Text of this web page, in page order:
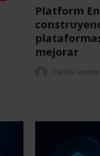
Platform
mejorar
Carlos Conde